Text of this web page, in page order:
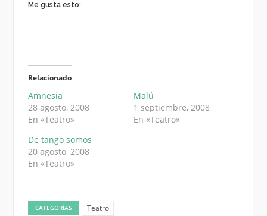
Me gusta esto:
Relacionado
Amnesia
28 agosto, 2008
En «Teatro»
Malú
1 septiembre, 2008
En «Teatro»
De tango somos
20 agosto, 2008
En «Teatro»
CATEGORÍAS Teatro